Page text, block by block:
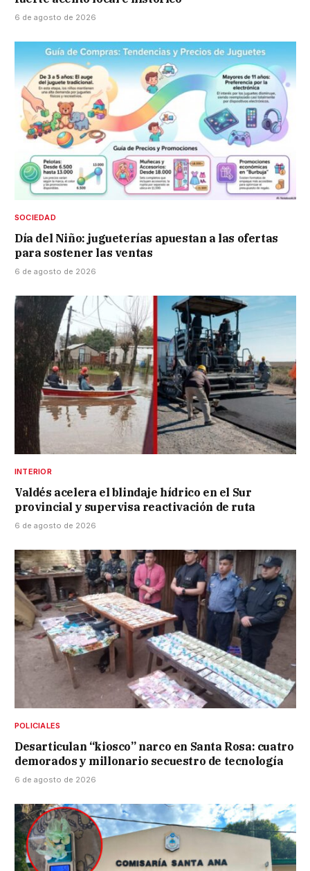
6 de agosto de 2026
SOCIEDAD
Día del Niño: jugueterías apuestan a las ofertas
para sostener las ventas
6 de agosto de 2026
INTERIOR
Valdés acelera el blindaje hídrico en el Sur
provincial y supervisa reactivación de ruta
6 de agosto de 2026
POLICIALES
Desarticulan “kiosco” narco en Santa Rosa: cuatro
demorados y millonario secuestro de tecnología
6 de agosto de 2026